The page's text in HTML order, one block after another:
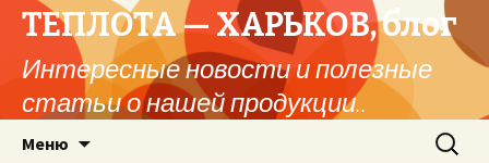
ТЕПЛОТА — ХАРЬКОВ, блог
Интересные новости и полезные
статьи о нашей продукции..
Меню Найти: